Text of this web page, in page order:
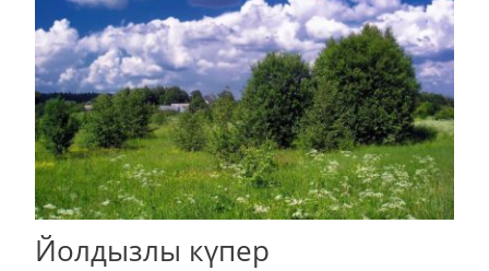
Йолдызлы күпер